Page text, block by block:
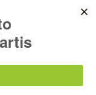
DE SHOP